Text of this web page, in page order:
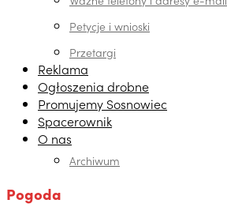
Petycje i wnioski
Przetargi
Reklama
Ogłoszenia drobne
Promujemy Sosnowiec
Spacerownik
O nas
Archiwum
Pogoda